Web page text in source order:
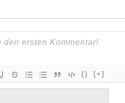
{} [+]